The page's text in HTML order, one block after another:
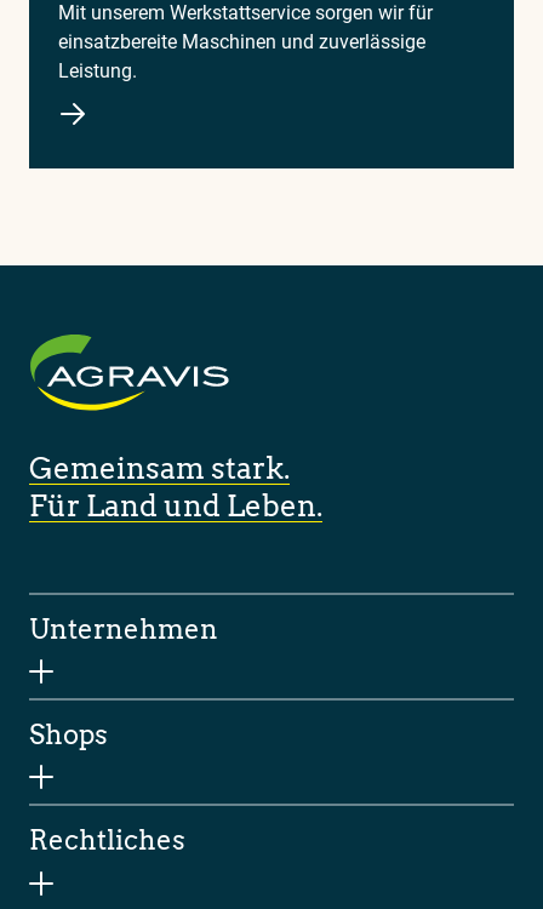
Mit unserem Werkstattservice sorgen wir für
einsatzbereite Maschinen und zuverlässige
Leistung.
Gemeinsam stark.
Für Land und Leben.
Unternehmen
Shops
Rechtliches